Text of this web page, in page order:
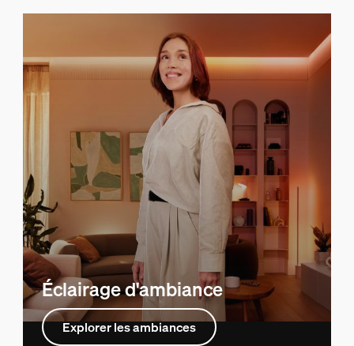
Éclairage d'ambiance
Explorer les ambiances